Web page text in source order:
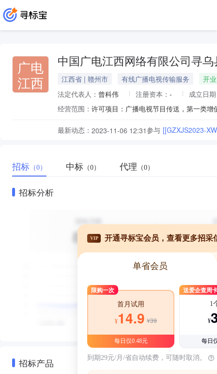
广电
江西
中国广电江西网络有限公司寻乌
江西省 | 赣州市 有线广播电视传输服务
开业
法定代表人： 曾科伟 注册资本： -
成立日
经营范围：
最新动态： 2023-11-06 12:31参与 [[GZXJS2023-
招标 （0） 中标 （0） 代理 （0）
招标分析
招标产品
VIP 开通寻标宝会员，查看更多招采
单省会员
限购一次
首月试用
¥14.9 ¥39
每日仅0.48元
送爱企查周
1
¥
每日
到期29元/月/省自动续费，可随时取消。